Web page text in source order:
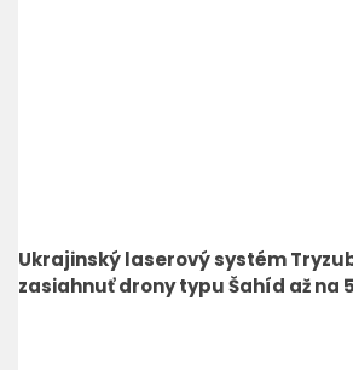
Ukrajinský laserový systém
zasiahnuť drony typu Šahíd až na